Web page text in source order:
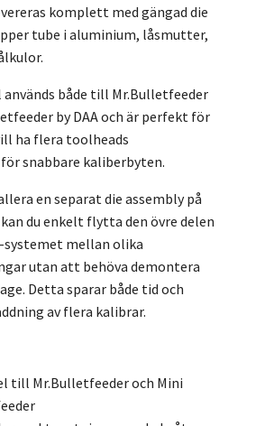
komplett med gängad die
tube i aluminium, låsmutter,
används både till Mr.Bulletfeeder
by DAA och är perfekt för
ha flera toolheads
snabbare kaliberbyten.
en separat die assembly på
du enkelt flytta den övre delen
systemet mellan olika
utan att behöva demontera
Detta sparar både tid och
av flera kalibrar.
till Mr.Bulletfeeder och Mini